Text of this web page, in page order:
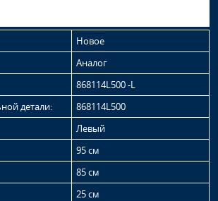
Новое
Аналог
868114L500 -L
детали:
868114L500
Левый
95 см
85 см
25 см